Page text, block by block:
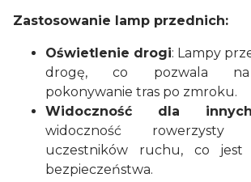
Zastosowanie lamp przednich:
Oświetlenie drogi: Lampy
drogę, co pozwala na
pokonywanie tras po zmroku.
Widoczność dla innych
widoczność
uczestników ruchu, co jest
bezpieczeństwa.